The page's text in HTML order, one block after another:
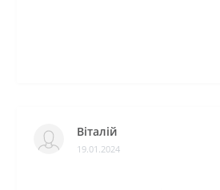
Віталій
19.01.2024